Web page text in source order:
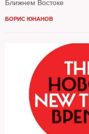
Ближнем Востоке
БОРИС ЮНАНОВ